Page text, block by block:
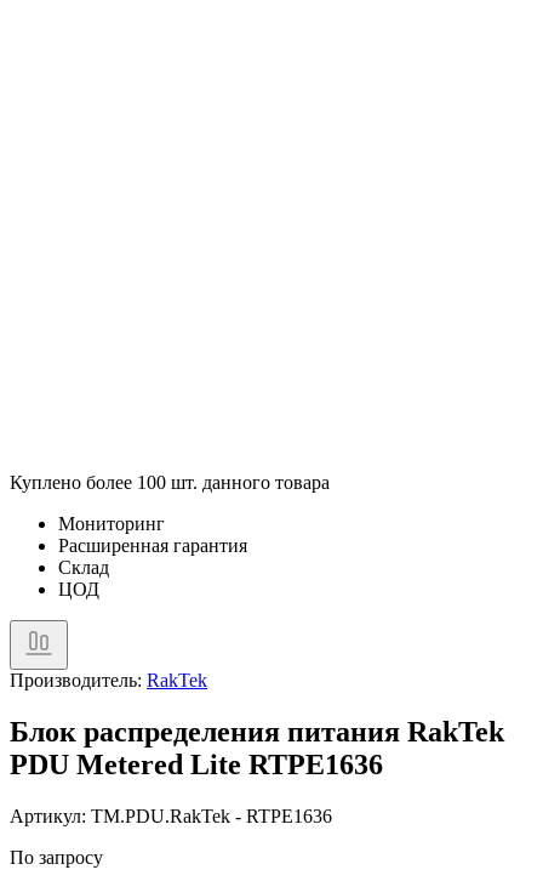
Куплено более 100 шт. данного товара
Мониторинг
Расширенная гарантия
Склад
ЦОД
Производитель: RakTek
Блок распределения питания RakTek
PDU Metered Lite RTPE1636
Артикул: TM.PDU.RakTek - RTPE1636
По запросу